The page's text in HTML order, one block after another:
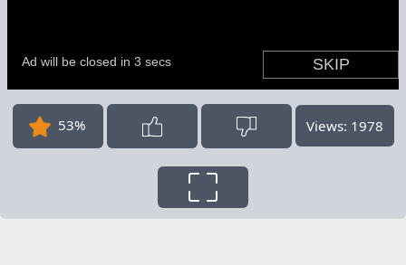
53% Views: 1978